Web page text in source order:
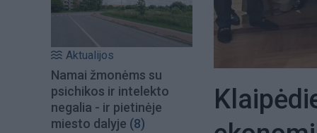
Aktualijos
Namai žmonėms su
psichikos ir intelekto
negalia - ir pietinėje
miesto dalyje (8)